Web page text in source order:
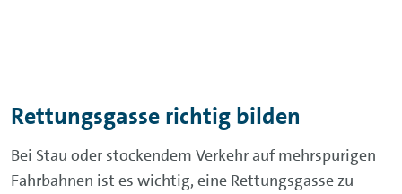
Rettungsgasse richtig bilden
Bei Stau oder stockendem Verkehr auf mehrspurigen
Fahrbahnen ist es wichtig, eine Rettungsgasse zu